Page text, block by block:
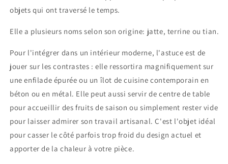
objets qui ont traversé le temps.
Elle a plusieurs noms selon son origine: jatte, terrine ou tian.
Pour l'intégrer dans un intérieur moderne, l'astuce est de
jouer sur les contrastes : elle ressortira magnifiquement sur
une enfilade épurée ou un îlot de cuisine contemporain en
béton ou en métal. Elle peut aussi servir de centre de table
pour accueillir des fruits de saison ou simplement rester vide
pour laisser admirer son travail artisanal. C'est l'objet idéal
pour casser le côté parfois trop froid du design actuel et
apporter de la chaleur à votre pièce.